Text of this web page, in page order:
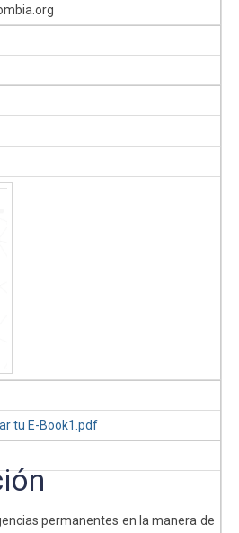
tu E-Book1.pdf
permanentes en la manera de